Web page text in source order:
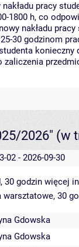
pracy
1800 h, co
nakładu
30 godzinom
zaliczenia
2026" (w
02 - 2026-09-30
30 godzin więcej
warsztatowe, 30
Gdowska
Gdowska